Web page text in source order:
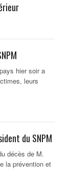
hier soir a
leurs
du SNPM
décès de M.
la prévention et